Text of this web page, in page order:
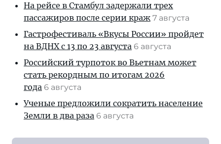
На рейсе в Стамбул задержали трех
пассажиров после серии краж 7 августа
Гастрофестиваль «Вкусы России» пройдет
на ВДНХ с 13 по 23 августа 6 августа
Российский турпоток во Вьетнам может
стать рекордным по итогам 2026
года 6 августа
Ученые предложили сократить население
Земли в два раза 6 августа